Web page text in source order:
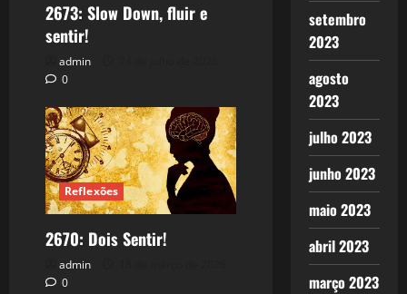
2673: Slow Down, fluir e
sentir!
admin
0
Reflexões
2670: Dois Sentir!
admin
0
setembro
2023
agosto
2023
julho 2023
junho 2023
maio 2023
abril 2023
março 2023